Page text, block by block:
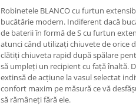
Robinetele BLANCO cu furtun
bucătărie modern. Indiferent dacă
de baterii în formă de S cu furtun
atunci când utilizați chiuvete de orice
clătiți chiuveta rapid după spălare
să umpleți un recipient cu față înaltă.
extinsă de acțiune la vasul selectat
confort maxim pe măsură ce vă
să rămâneți fără ele.